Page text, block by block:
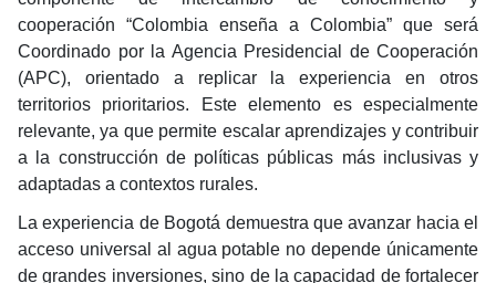
cooperación “Colombia enseña a Colombia” que será
Coordinado por la Agencia Presidencial de Cooperación
(APC), orientado a replicar la experiencia en otros
territorios prioritarios. Este elemento es especialmente
relevante, ya que permite escalar aprendizajes y contribuir
a la construcción de políticas públicas más inclusivas y
adaptadas a contextos rurales.
La experiencia de Bogotá demuestra que avanzar hacia el
acceso universal al agua potable no depende únicamente
de grandes inversiones, sino de la capacidad de fortalecer